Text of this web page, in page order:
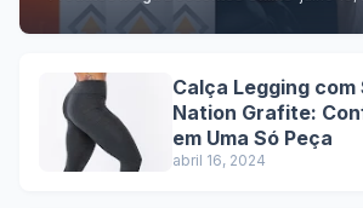
Calça Legging com
Nation Grafite:
em Uma Só Peça
abril 16, 2024